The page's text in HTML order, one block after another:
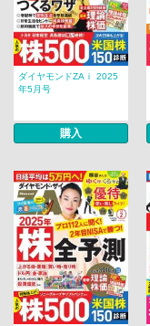
ダイヤモンドZAｉ 2025
年5月号
購入